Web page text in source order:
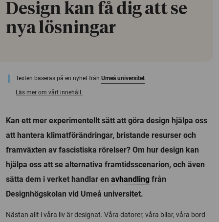
Design kan få dig att se
nya lösningar
Texten baseras på en nyhet från Umeå universitet
Läs mer om vårt innehåll.
Kan ett mer experimentellt sätt att göra design hjälpa oss
att hantera klimatförändringar, bristande resurser och
framväxten av fascistiska rörelser? Om hur design kan
hjälpa oss att se alternativa framtidsscenarion, och även
sätta dem i verket handlar en avhandling från
Designhögskolan vid Umeå universitet.
Nästan allt i våra liv är designat. Våra datorer, våra bilar, våra bord